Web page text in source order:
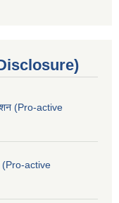
(Pro-active
(Pro-active